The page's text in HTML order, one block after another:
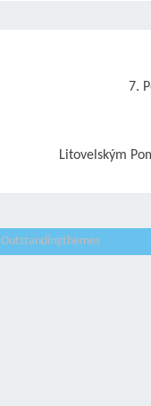
7.
Litovelským
Outstandingthemes